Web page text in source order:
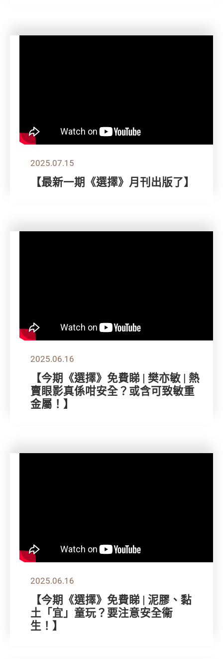
2025.07.15
【最新一期《選擇》月刊出版了】
2025.06.16
【今期《選擇》免費睇 | 樊亦敏 | 熱
賣眼影真係咁安全？或含可致敏重
金屬！】
2025.06.16
【今期《選擇》免費睇 | 泥膠、黏
土「宜」童玩？要注意安全衞
生！】